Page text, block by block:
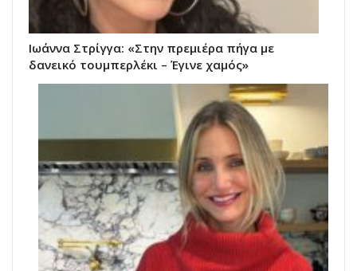
Ιωάννα Στρίγγα: «Στην πρεμιέρα πήγα με
δανεικό τουμπερλέκι – Έγινε χαμός»